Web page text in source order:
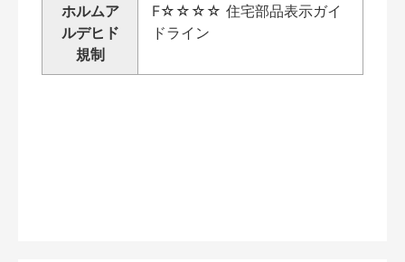
ホルムア
ルデヒド
規制
F☆☆☆☆ 住宅部品表示ガイ
ドライン